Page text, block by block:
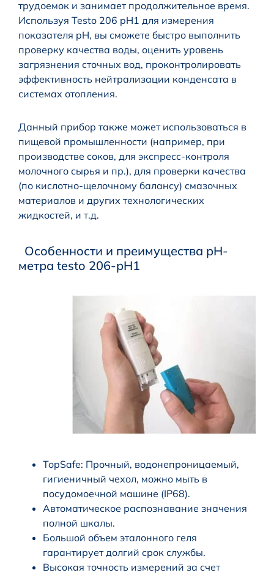
трудоемок и занимает продолжительное время.
Используя Testo 206 pH1 для измерения
показателя pH, вы сможете быстро выполнить
проверку качества воды, оценить уровень
загрязнения сточных вод, проконтролировать
эффективность нейтрализации конденсата в
системах отопления.
Данный прибор также может использоваться в
пищевой промышленности (например, при
производстве соков, для экспресс-контроля
молочного сырья и пр.), для проверки качества
(по кислотно-щелочному балансу) смазочных
материалов и других технологических
жидкостей, и т.д.
Особенности и преимущества pH-
метра testo 206-pH1
TopSafe: Прочный, водонепроницаемый,
гигиеничный чехол, можно мыть в
посудомоечной машине (IP68).
Автоматическое распознавание значения
полной шкалы.
Большой объем эталонного геля
гарантирует долгий срок службы.
Высокая точность измерений за счет